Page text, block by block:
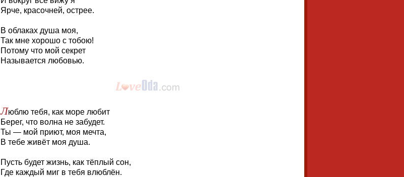
Ярче, красочней, острее.
В облаках душа моя,
Так мне хорошо с тобою!
Потому что мой секрет
Называется любовью.
Люблю тебя, как море любит
Берег, что волна не забудет.
Ты — мой приют, моя мечта,
В тебе живёт моя душа.
Пусть будет жизнь, как тёплый сон,
Где каждый миг в тебя влюблён.